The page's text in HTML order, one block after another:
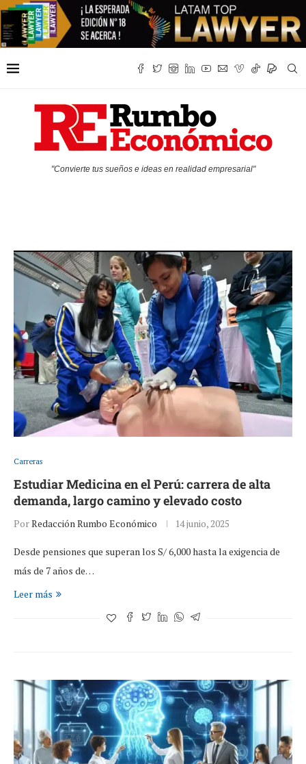
"Convierte tus sueños e ideas en realidad empresarial"
Carreras
Estudiar Medicina en el Perú: carrera de alta
demanda, largo camino y elevado costo
PorRedacción Rumbo Económico 14 junio, 2025
Desde pensiones que superan los S/ 6,000 hasta la exigencia de
más de 7 años de…
Leer más